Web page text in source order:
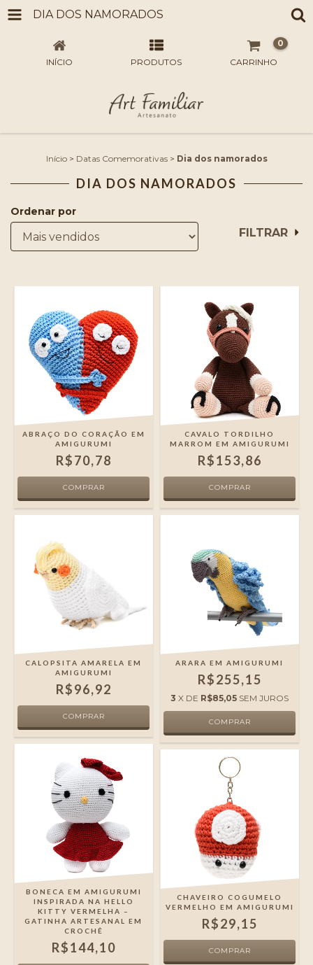
DIA DOS NAMORADOS
INÍCIO PRODUTOS CARRINHO
0
Início > Datas Comemorativas > Dia dos namorados
DIA DOS NAMORADOS
Ordenar por
FILTRAR
ABRAÇO DO CORAÇÃO EM
AMIGURUMI
R$70,78
CAVALO TORDILHO
MARROM EM AMIGURUMI
R$153,86
CALOPSITA AMARELA EM
AMIGURUMI
R$96,92
ARARA EM AMIGURUMI
R$255,15
3 X DE R$85,05 SEM JUROS
BONECA EM AMIGURUMI
INSPIRADA NA HELLO
KITTY VERMELHA –
GATINHA ARTESANAL EM
CROCHÊ
R$144,10
CHAVEIRO COGUMELO
VERMELHO EM AMIGURUMI
R$29,15